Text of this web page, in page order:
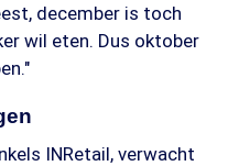
december is toch
wil eten. Dus oktober
INRetail, verwacht